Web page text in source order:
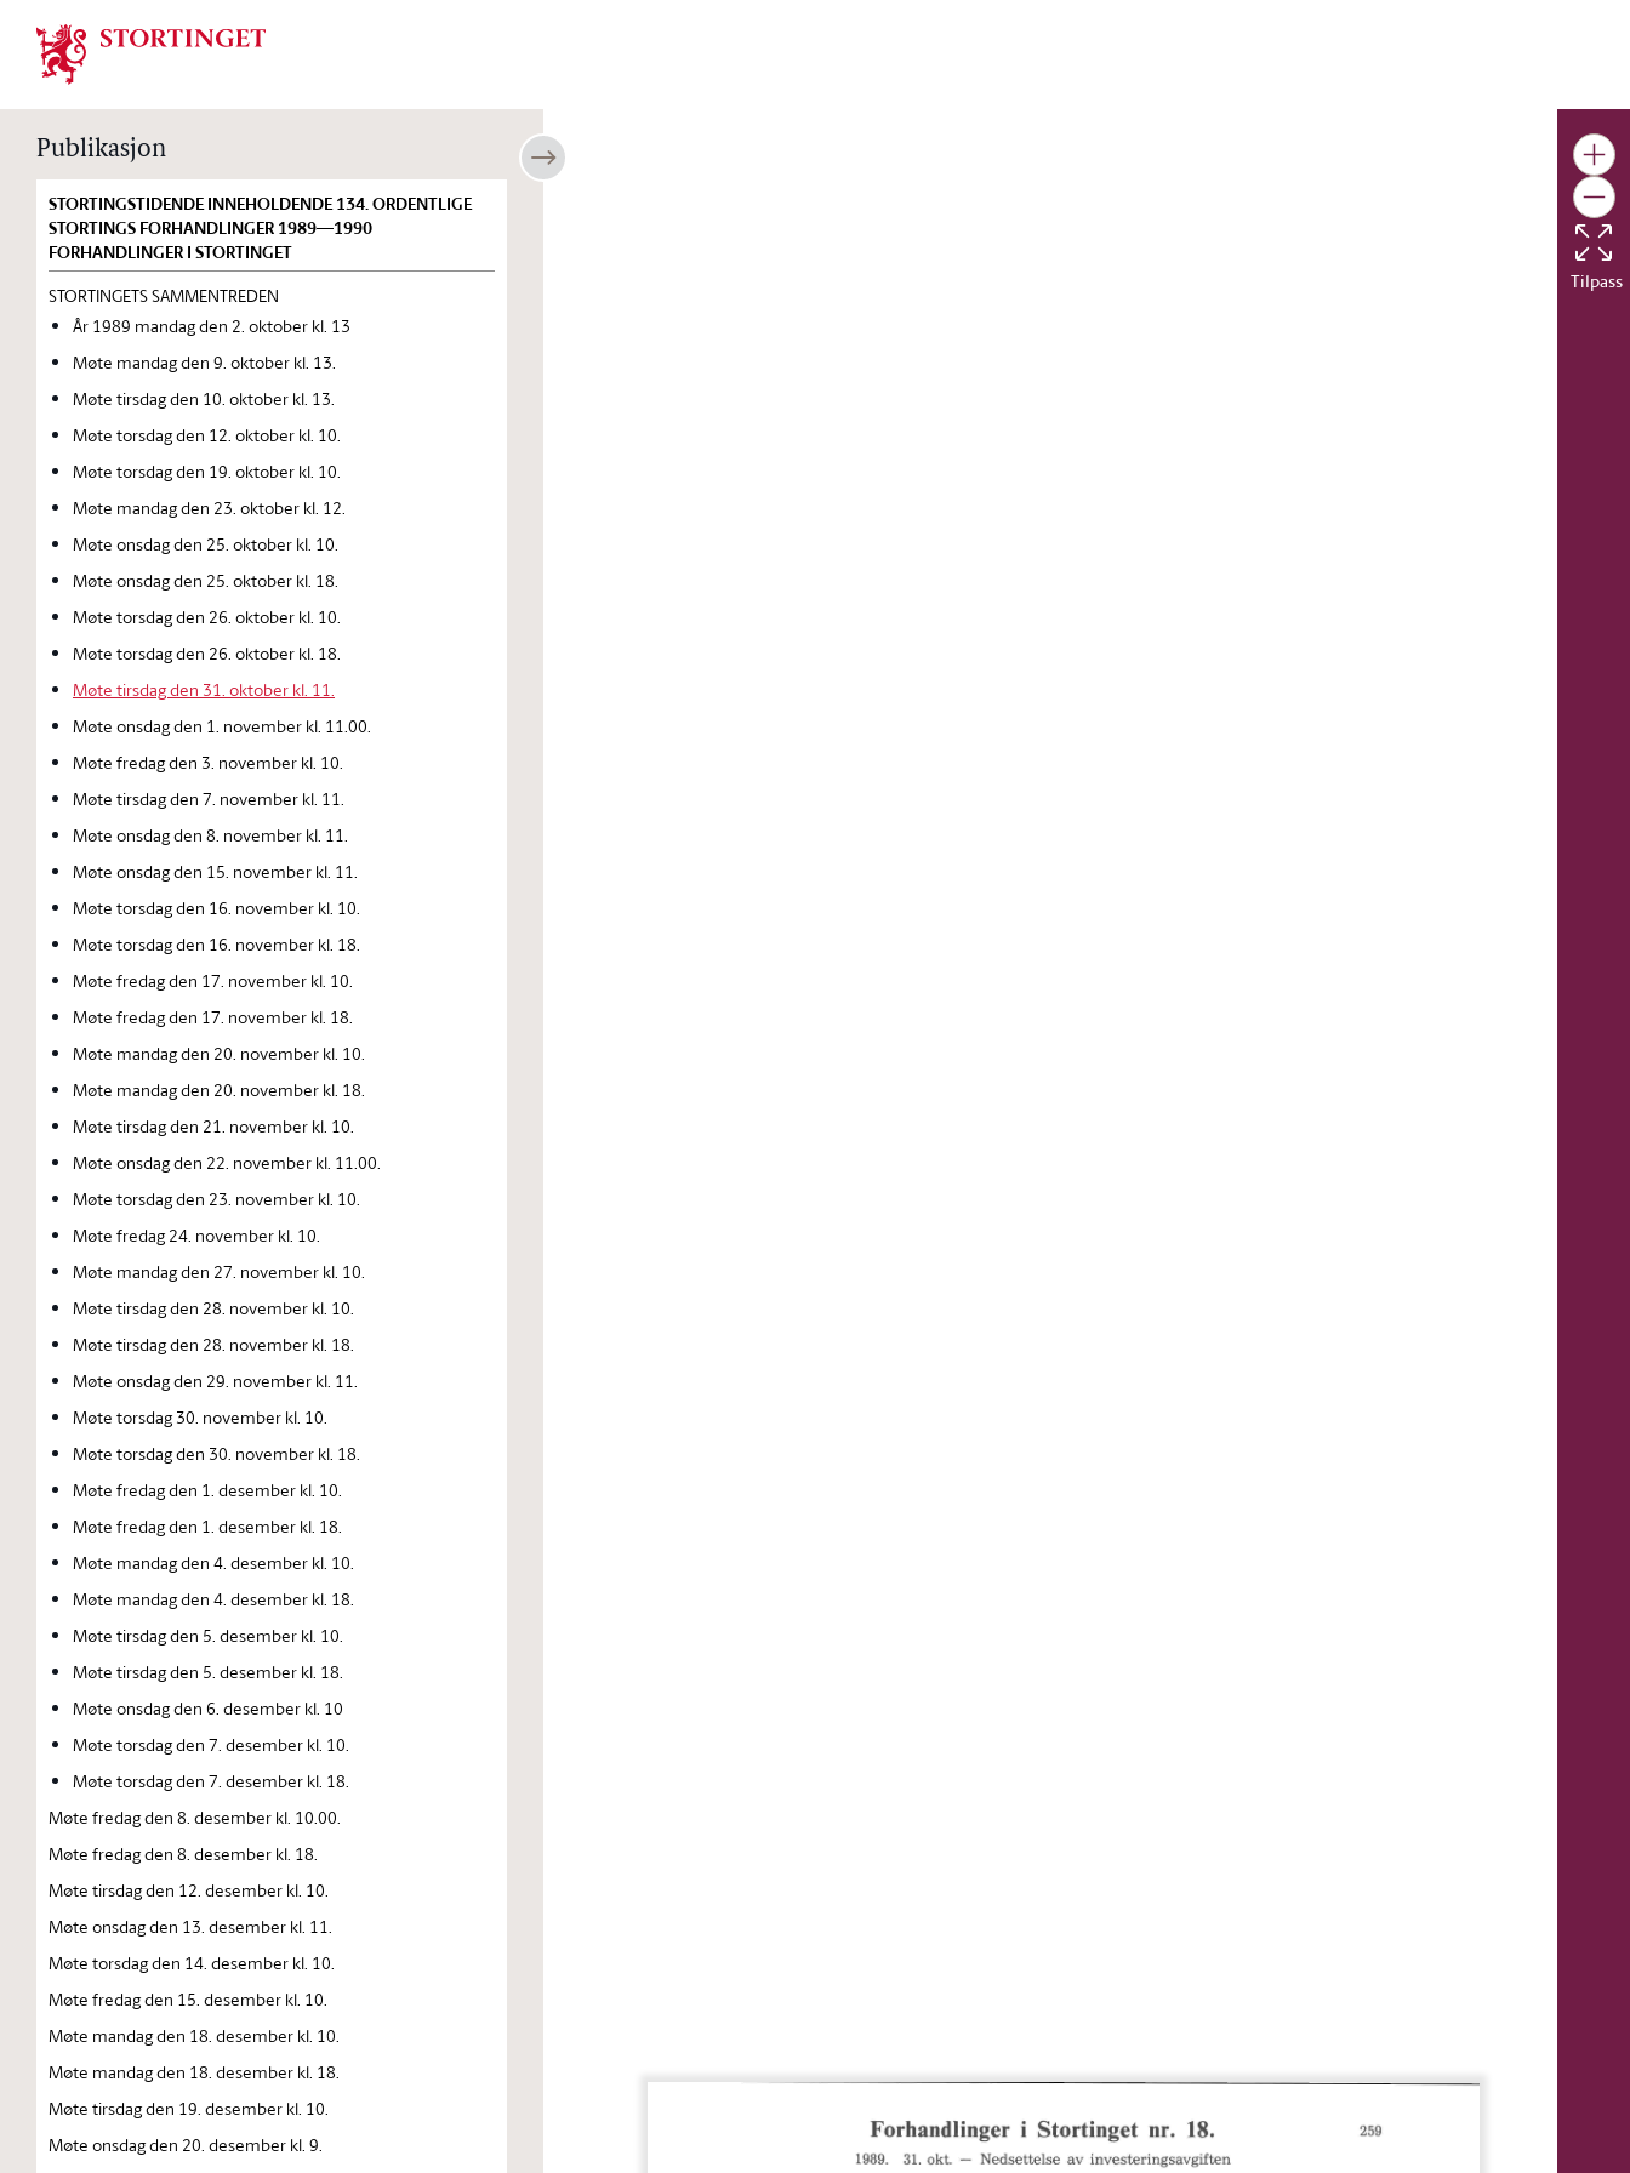
Stortinget.no
Publikasjon
STORTINGSTIDENDE INNEHOLDENDE 134. ORDENTLIGE
STORTINGS FORHANDLINGER 1989—1990
FORHANDLINGER I STORTINGET
STORTINGETS SAMMENTREDEN
År 1989 mandag den 2. oktober kl. 13
Møte mandag den 9. oktober kl. 13.
Møte tirsdag den 10. oktober kl. 13.
Møte torsdag den 12. oktober kl. 10.
Møte torsdag den 19. oktober kl. 10.
Møte mandag den 23. oktober kl. 12.
Møte onsdag den 25. oktober kl. 10.
Møte onsdag den 25. oktober kl. 18.
Møte torsdag den 26. oktober kl. 10.
Møte torsdag den 26. oktober kl. 18.
Møte tirsdag den 31. oktober kl. 11.
Møte onsdag den 1. november kl. 11.00.
Møte fredag den 3. november kl. 10.
Møte tirsdag den 7. november kl. 11.
Møte onsdag den 8. november kl. 11.
Møte onsdag den 15. november kl. 11.
Møte torsdag den 16. november kl. 10.
Møte torsdag den 16. november kl. 18.
Møte fredag den 17. november kl. 10.
Møte fredag den 17. november kl. 18.
Møte mandag den 20. november kl. 10.
Møte mandag den 20. november kl. 18.
Møte tirsdag den 21. november kl. 10.
Møte onsdag den 22. november kl. 11.00.
Møte torsdag den 23. november kl. 10.
Møte fredag 24. november kl. 10.
Møte mandag den 27. november kl. 10.
Møte tirsdag den 28. november kl. 10.
Møte tirsdag den 28. november kl. 18.
Møte onsdag den 29. november kl. 11.
Møte torsdag 30. november kl. 10.
Møte torsdag den 30. november kl. 18.
Møte fredag den 1. desember kl. 10.
Møte fredag den 1. desember kl. 18.
Møte mandag den 4. desember kl. 10.
Møte mandag den 4. desember kl. 18.
Møte tirsdag den 5. desember kl. 10.
Møte tirsdag den 5. desember kl. 18.
Møte onsdag den 6. desember kl. 10
Møte torsdag den 7. desember kl. 10.
Møte torsdag den 7. desember kl. 18.
Møte fredag den 8. desember kl. 10.00.
Møte fredag den 8. desember kl. 18.
Møte tirsdag den 12. desember kl. 10.
Møte onsdag den 13. desember kl. 11.
Møte torsdag den 14. desember kl. 10.
Møte fredag den 15. desember kl. 10.
Møte mandag den 18. desember kl. 10.
Møte mandag den 18. desember kl. 18.
Møte tirsdag den 19. desember kl. 10.
Møte onsdag den 20. desember kl. 9.